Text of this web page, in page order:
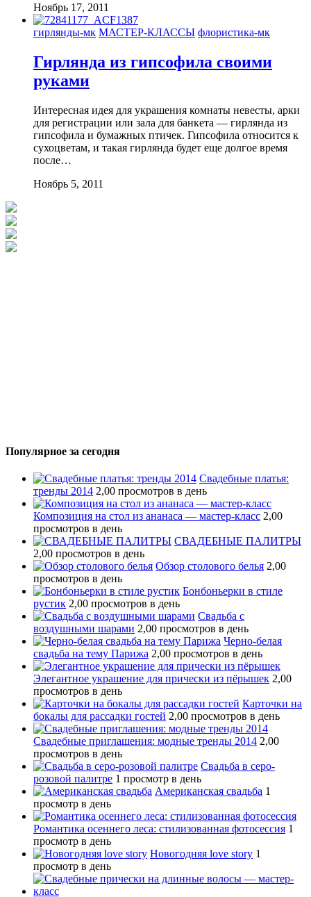
Ноябрь 17, 2011
гирлянды-мк МАСТЕР-КЛАССЫ флористика-мк
Гирлянда из гипсофила своими
руками
Интересная идея для украшения комнаты невесты, арки
для регистрации или зала для банкета — гирлянда из
гипсофила и бумажных птичек. Гипсофила относится к
сухоцветам, и такая гирлянда будет еще долгое время
после…
Ноябрь 5, 2011
Популярное за сегодня
Свадебные платья:
тренды 2014 2,00 просмотров в день
Композиция на стол из ананаса — мастер-класс 2,00
просмотров в день
СВАДЕБНЫЕ ПАЛИТРЫ
2,00 просмотров в день
Обзор столового белья 2,00
просмотров в день
Бонбоньерки в стиле
рустик 2,00 просмотров в день
Свадьба с
воздушными шарами 2,00 просмотров в день
Черно-белая
свадьба на тему Парижа 2,00 просмотров в день
Элегантное украшение для прически из пёрышек 2,00
просмотров в день
Карточки на
бокалы для рассадки гостей 2,00 просмотров в день
Свадебные приглашения: модные тренды 2014 2,00
просмотров в день
Свадьба в серо-
розовой палитре 1 просмотр в день
Американская свадьба 1
просмотр в день
Романтика осеннего леса: стилизованная фотосессия 1
просмотр в день
Новогодняя love story 1
просмотр в день